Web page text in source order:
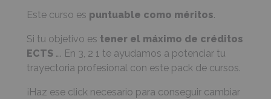
Este curso es puntuable como méritos.
Si tu objetivo es tener el máximo de créditos
ECTS …. En 3, 2 1 te ayudamos a potenciar tu
trayectoria profesional con este pack de cursos.
¡Haz ese click necesario para conseguir cambiar